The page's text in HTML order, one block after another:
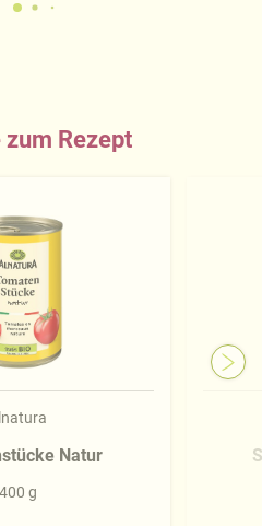
Rezept
Natur
400 g